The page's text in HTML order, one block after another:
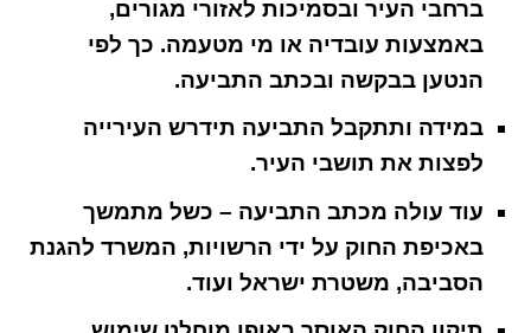
ברחבי העיר ובסמיכות לאזורי מגורים,
באמצעות עובדיה או מי מטעמה. כך לפי
הנטען בבקשה ובכתב התביעה.
במידה ותתקבל התביעה תידרש העירייה
לפצות את תושבי העיר.
עוד עולה מכתב התביעה – כשל מתמשך
באכיפת החוק על ידי הרשויות, המשרד להגנת
הסביבה, משטרת ישראל ועוד.